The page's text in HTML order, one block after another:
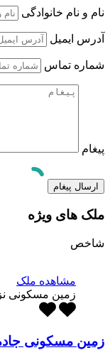
نام و نام خانوادگی
آدرس ایمیل
شماره تماس
پیغام
ملک های ویژه
شاخص
مشاهده ملک
زمین مسکونی
زمین مسکونی